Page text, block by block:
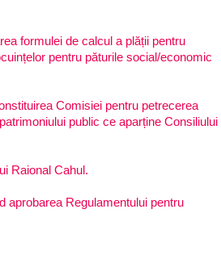
formulei de calcul a plății pentru
pentru păturile social/economic
Comisiei pentru petrecerea
public ce aparține Consiliului
Raional Cahul.
aprobarea Regulamentului pentru